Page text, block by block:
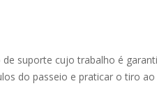
suporte cujo trabalho é
do passeio e praticar o tiro